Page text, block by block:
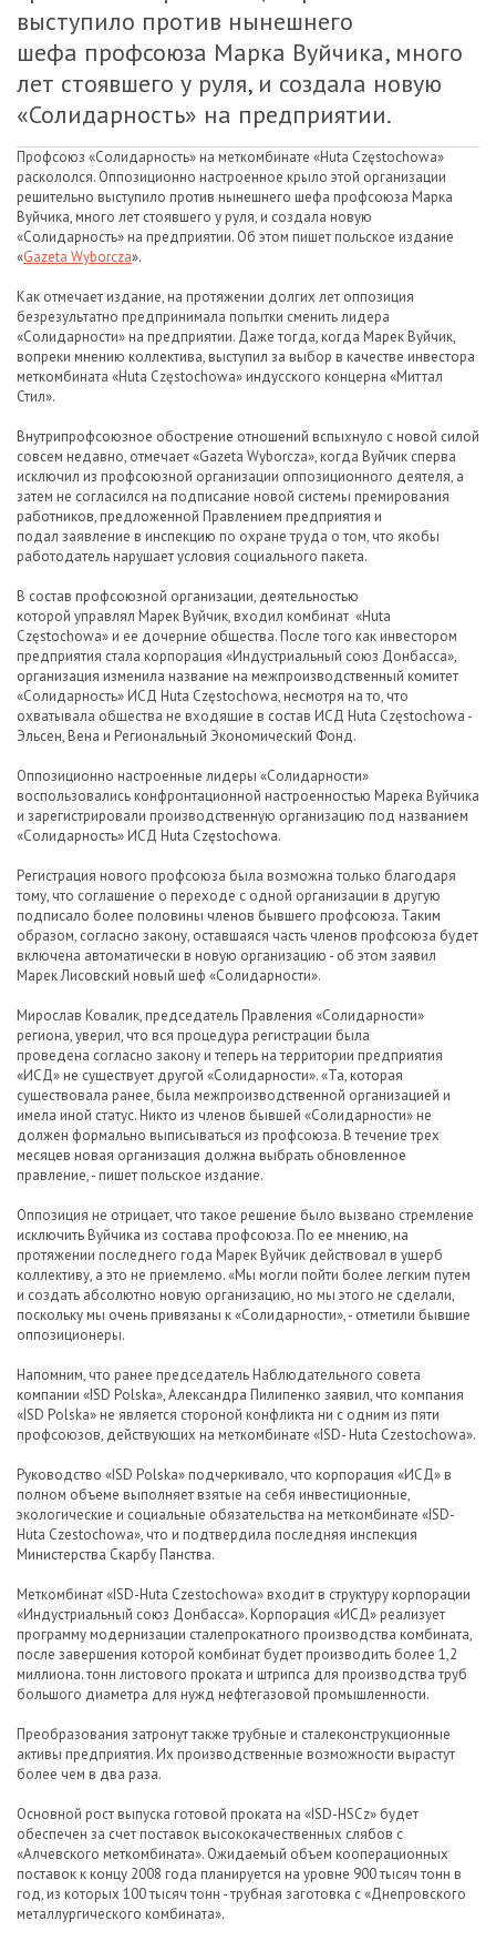
выступило против нынешнего
шефа профсоюза Марка Вуйчика, много
лет стоявшего у руля, и создала новую
«Солидарность» на предприятии.
Профсоюз «Солидарность» на меткомбинате «Huta Częstochowa»
раскололся. Оппозиционно настроенное крыло этой организации
решительно выступило против нынешнего шефа профсоюза Марка
Вуйчика, много лет стоявшего у руля, и создала новую
«Солидарность» на предприятии. Об этом пишет польское издание
«Gazeta Wyborcza».
Как отмечает издание, на протяжении долгих лет оппозиция
безрезультатно предпринимала попытки сменить лидера
«Солидарности» на предприятии. Даже тогда, когда Марек Вуйчик,
вопреки мнению коллектива, выступил за выбор в качестве инвестора
меткомбината «Huta Częstochowa» индусского концерна «Миттал
Стил».
Внутрипрофсоюзное обострение отношений вспыхнуло с новой силой
совсем недавно, отмечает «Gazeta Wyborcza», когда Вуйчик сперва
исключил из профсоюзной организации оппозиционного деятеля, а
затем не согласился на подписание новой системы премирования
работников, предложенной Правлением предприятия и
подал заявление в инспекцию по охране труда о том, что якобы
работодатель нарушает условия социального пакета.
В состав профсоюзной организации, деятельностью
которой управлял Марек Вуйчик, входил комбинат «Huta
Częstochowa» и ее дочерние общества. После того как инвестором
предприятия стала корпорация «Индустриальный союз Донбасса»,
организация изменила название на межпроизводственный комитет
«Солидарность» ИСД Huta Częstochowa, несмотря на то, что
охватывала общества не входящие в состав ИСД Huta Częstochowa -
Эльсен, Вена и Региональный Экономический Фонд.
Оппозиционно настроенные лидеры «Солидарности»
воспользовались конфронтационной настроенностью Марека Вуйчика
и зарегистрировали производственную организацию под названием
«Солидарность» ИСД Huta Częstochowa.
Регистрация нового профсоюза была возможна только благодаря
тому, что соглашение о переходе с одной организации в другую
подписало более половины членов бывшего профсоюза. Таким
образом, согласно закону, оставшаяся часть членов профсоюза будет
включена автоматически в новую организацию - об этом заявил
Марек Лисовский новый шеф «Солидарности».
Мирослав Ковалик, председатель Правления «Солидарности»
региона, уверил, что вся процедура регистрации была
проведена согласно закону и теперь на территории предприятия
«ИСД» не существует другой «Солидарности». «Та, которая
существовала ранее, была межпроизводственной организацией и
имела иной статус. Никто из членов бывшей «Солидарности» не
должен формально выписываться из профсоюза. В течение трех
месяцев новая организация должна выбрать обновленное
правление, - пишет польское издание.
Оппозиция не отрицает, что такое решение было вызвано стремление
исключить Вуйчика из состава профсоюза. По ее мнению, на
протяжении последнего года Марек Вуйчик действовал в ущерб
коллективу, а это не приемлемо. «Мы могли пойти более легким путем
и создать абсолютно новую организацию, но мы этого не сделали,
поскольку мы очень привязаны к «Солидарности», - отметили бывшие
оппозиционеры.
Напомним, что ранее председатель Наблюдательного совета
компании «ISD Polska», Александра Пилипенко заявил, что компания
«ISD Polska» не является стороной конфликта ни с одним из пяти
профсоюзов, действующих на меткомбинате «ISD- Huta Czestochowa».
Руководство «ISD Polska» подчеркивало, что корпорация «ИСД» в
полном объеме выполняет взятые на себя инвестиционные,
экологические и социальные обязательства на меткомбинате «ISD-
Huta Czestochowa», что и подтвердила последняя инспекция
Министерства Скарбу Панства.
Меткомбинат «ISD-Huta Czеstochowa» входит в структуру корпорации
«Индустриальный союз Донбасса». Корпорация «ИСД» реализует
программу модернизации сталепрокатного производства комбината,
после завершения которой комбинат будет производить более 1,2
миллиона. тонн листового проката и штрипса для производства труб
большого диаметра для нужд нефтегазовой промышленности.
Преобразования затронут также трубные и сталеконструкционные
активы предприятия. Их производственные возможности вырастут
более чем в два раза.
Основной рост выпуска готовой проката на «ISD-HSCz» будет
обеспечен за счет поставок высококачественных слябов с
«Алчевского меткомбината». Ожидаемый объем кооперационных
поставок к концу 2008 года планируется на уровне 900 тысяч тонн в
год, из которых 100 тысяч тонн - трубная заготовка с «Днепровского
металлургического комбината».